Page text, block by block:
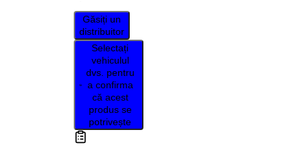
Găsiți un
distribuitor
Selectați
vehiculul
dvs. pentru
a confirma
că acest
produs se
potrivește